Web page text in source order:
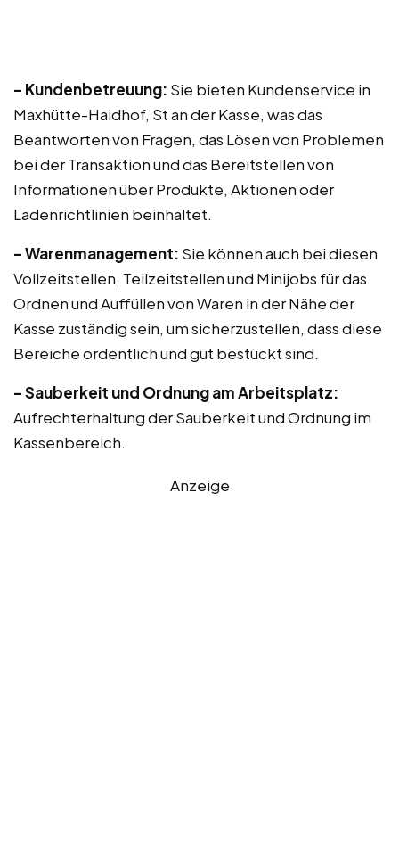
– Kundenbetreuung: Sie bieten Kundenservice in
Maxhütte-Haidhof, St an der Kasse, was das
Beantworten von Fragen, das Lösen von Problemen
bei der Transaktion und das Bereitstellen von
Informationen über Produkte, Aktionen oder
Ladenrichtlinien beinhaltet.
– Warenmanagement: Sie können auch bei diesen
Vollzeitstellen, Teilzeitstellen und Minijobs für das
Ordnen und Auffüllen von Waren in der Nähe der
Kasse zuständig sein, um sicherzustellen, dass diese
Bereiche ordentlich und gut bestückt sind.
– Sauberkeit und Ordnung am Arbeitsplatz:
Aufrechterhaltung der Sauberkeit und Ordnung im
Kassenbereich.
Anzeige